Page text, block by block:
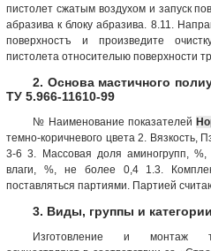
пистолет сжатым воздухом и запуск
абразива к блоку абразива. 8.11.
поверхностъ и произведите
пистолета относителыю поверхности
2. Основа мастичного
ТУ 5.966-11610-99
№ Наименование показателей
темно-коричневого цвета 2. Вязкость,
3-6 3. Массовая доля аминогрупп,
влаги, %, не более 0,4 1.3.
поставляться партиями. Партией
3. Виды, группы и
Изготовление и монтаж